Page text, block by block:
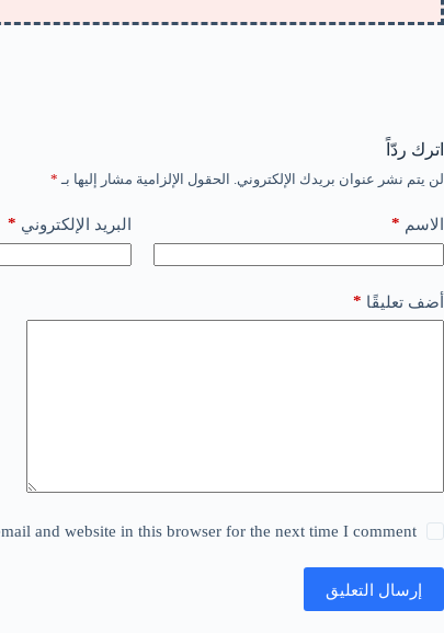
اترك ردّاً
لن يتم نشر عنوان بريدك الإلكتروني. الحقول الإلزامية مشار إليها بـ *
الاسم * البريد الإلكتروني *
أضف تعليقًا *
and website in this browser for the next time I comment.
إرسال التعليق